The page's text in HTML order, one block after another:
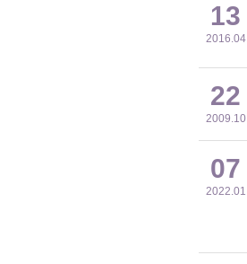
13
2016.04
22
2009.10
07
2022.01